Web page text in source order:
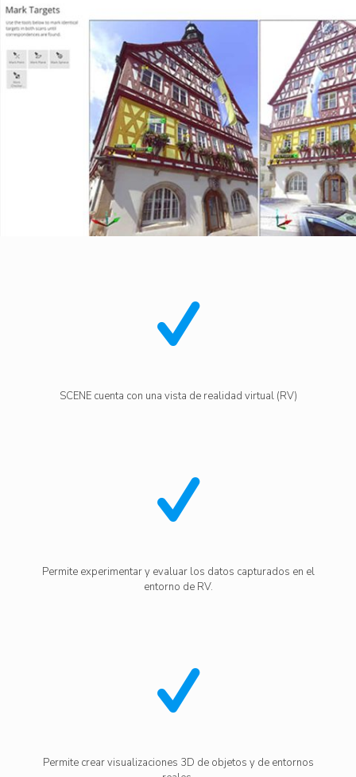
SCENE cuenta con una vista de realidad virtual (RV)
Permite experimentar y evaluar los datos capturados en el
entorno de RV.
Permite crear visualizaciones 3D de objetos y de entornos